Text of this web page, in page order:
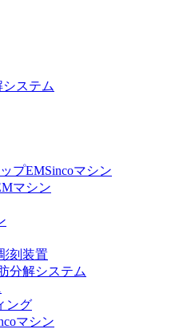
システム
プEMSincoマシン
マシン
刻装置
分解システム
ング
マシン